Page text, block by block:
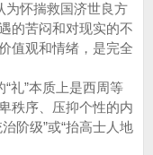
为怀揣救国济世良方
的苦闷和对现实的不
值观和情绪，是完全
礼”本质上是西周等
秩序、压抑个性的内
阶级”或“抬高士人地